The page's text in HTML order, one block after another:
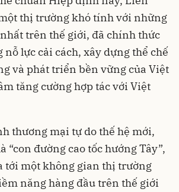
thị trường khó tính với những
trên thế giới, đã chính thức
lực cải cách, xây dựng thể chế
và phát triển bền vững của Việt
tăng cường hợp tác với Việt
thương mại tự do thế hệ mới,
“con đường cao tốc hướng Tây”,
tới một không gian thị trường
năng hàng đầu trên thế giới